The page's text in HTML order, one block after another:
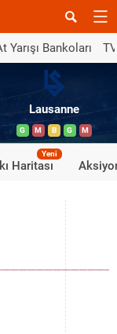
Yarışı Bankoları
Lausanne
G M B G M
Haritası
Yeni